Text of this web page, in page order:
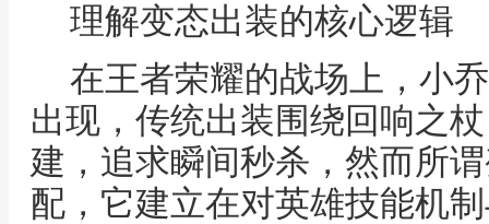
理解变态出装的核心逻辑
在王者荣耀的战场上，小
出现，传统出装围绕回响之
建，追求瞬间秒杀，然而所
配，它建立在对英雄技能机